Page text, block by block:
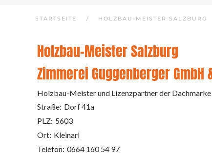
STARTSEITE HOLZBAU-MEISTER SALZBURG
Holzbau-Meister Salzburg
Zimmerei Guggenberger GmbH
Holzbau-Meister und Lizenzpartner der
Straße: Dorf 41a
PLZ: 5603
Ort: Kleinarl
Telefon: 0664 160 54 97